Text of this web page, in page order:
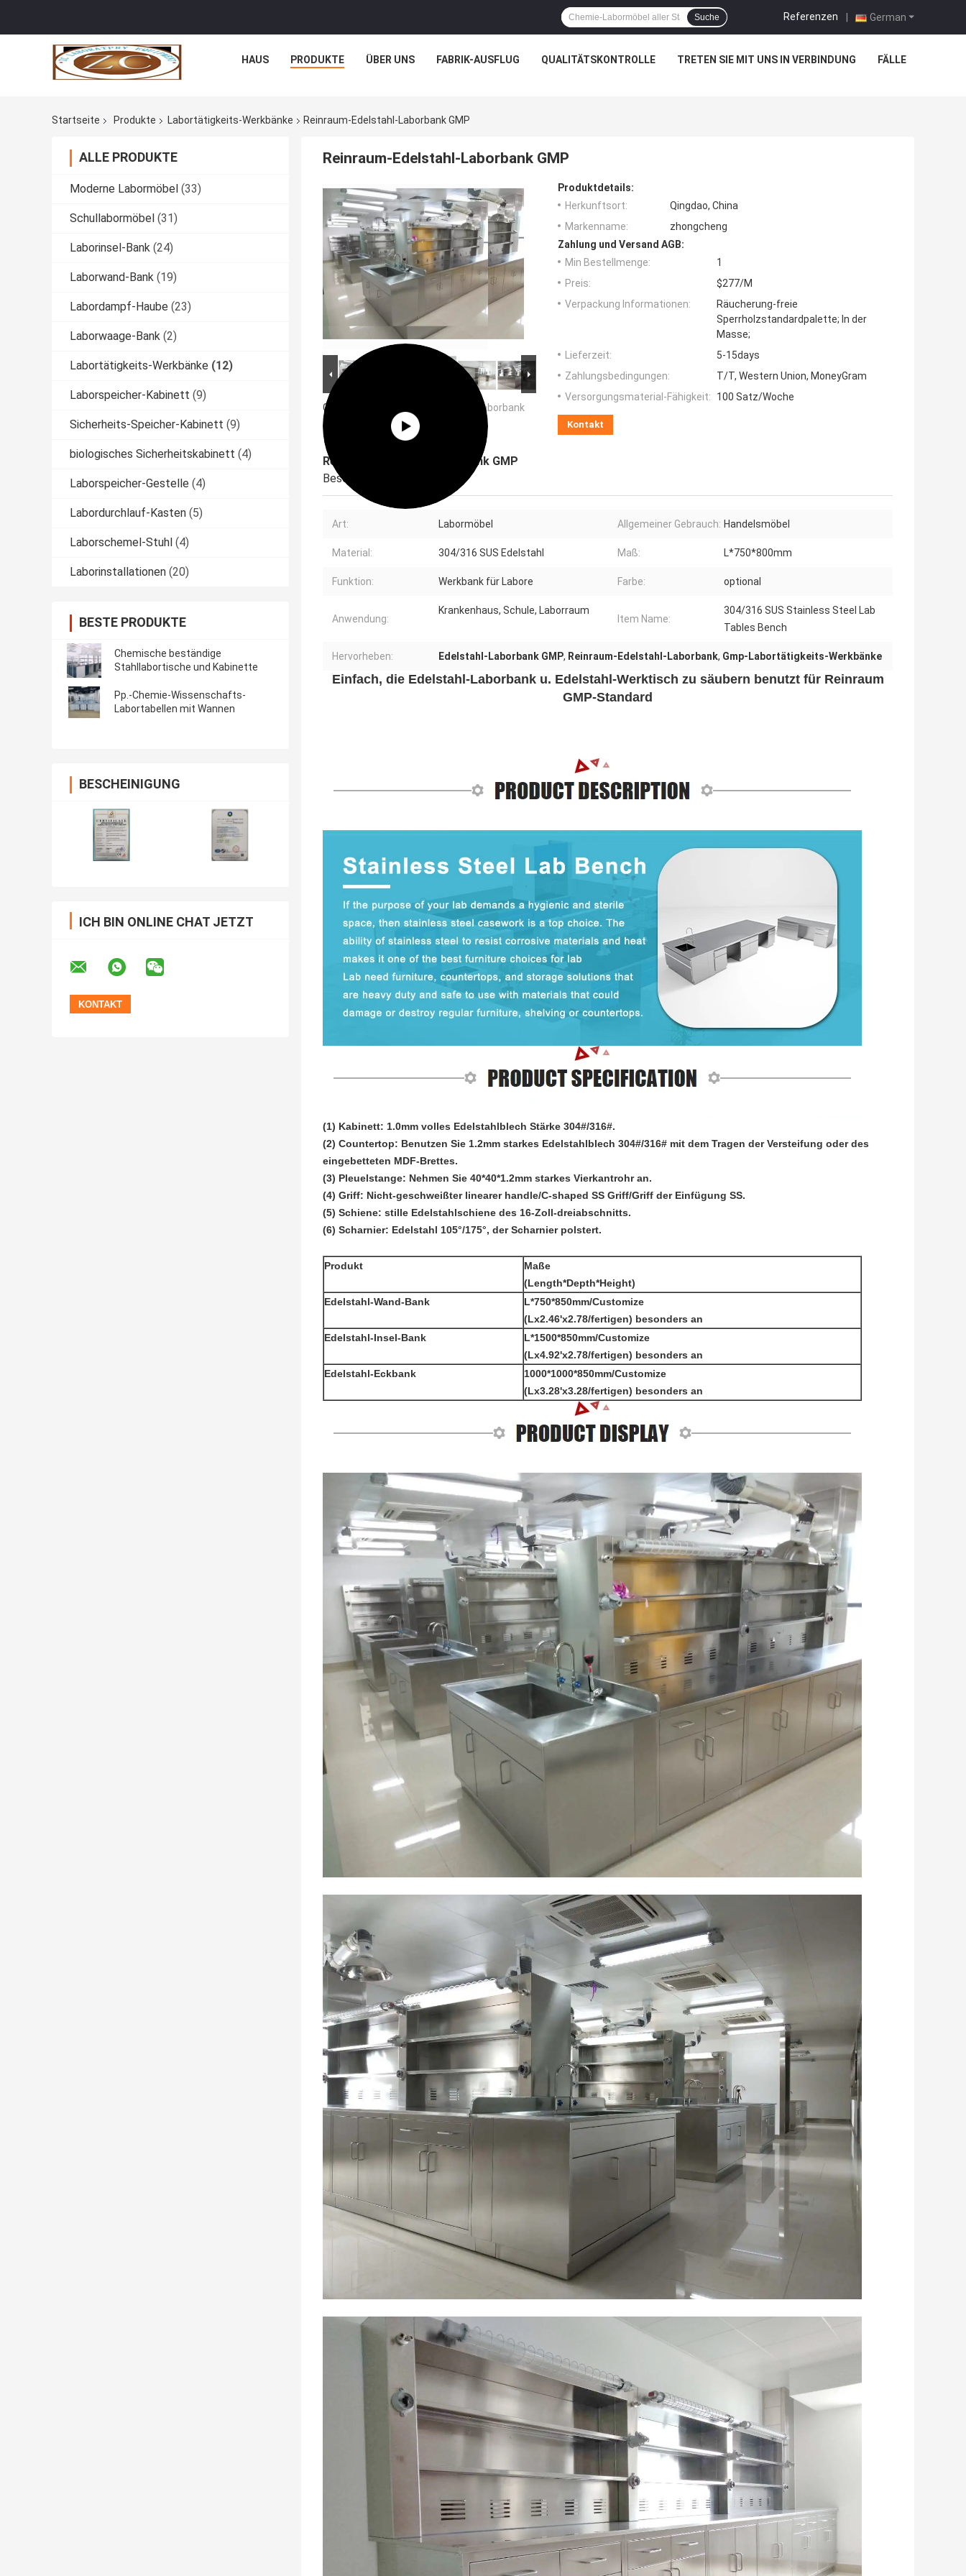
German
Referenzen |
Suche
HAUS PRODUKTE ÜBER UNS FABRIK-AUSFLUG QUALITÄTSKONTROLLE TRETEN SIE MIT UNS IN VERBINDUNG FÄLLE
Startseite Produkte Labortätigkeits-Werkbänke Reinraum-Edelstahl-Laborbank GMP
ALLE PRODUKTE
Moderne Labormöbel (33)
Schullabormöbel (31)
Laborinsel-Bank (24)
Laborwand-Bank (19)
Labordampf-Haube (23)
Laborwaage-Bank (2)
Labortätigkeits-Werkbänke (12)
Laborspeicher-Kabinett (9)
Sicherheits-Speicher-Kabinett (9)
biologisches Sicherheitskabinett (4)
Laborspeicher-Gestelle (4)
Labordurchlauf-Kasten (5)
Laborschemel-Stuhl (4)
Laborinstallationen (20)
BESTE PRODUKTE
Chemische beständige
Stahllabortische und Kabinette
Pp.-Chemie-Wissenschafts-
Labortabellen mit Wannen
BESCHEINIGUNG
ICH BIN ONLINE CHAT JETZT
Reinraum-Edelstahl-Laborbank GMP
Großes Bild :
Reinraum-Edelstahl-Laborbank
GMP
Produktdetails:
Herkunftsort:
Qingdao, China
Markenname:
zhongcheng
Zahlung und Versand AGB:
Min Bestellmenge:
1
Preis:
$277/M
Verpackung Informationen:
Räucherung-freie
Sperrholzstandardpalette; In der
Masse;
Lieferzeit:
5-15days
Zahlungsbedingungen:
T/T, Western Union, MoneyGram
Versorgungsmaterial-Fähigkeit:
100 Satz/Woche
Kontakt
Reinraum-Edelstahl-Laborbank GMP
Beschreibung
Art: Labormöbel Allgemeiner Gebrauch: Handelsmöbel
Material: 304/316 SUS Edelstahl Maß: L*750*800mm
Funktion: Werkbank für Labore Farbe: optional
Anwendung:
Krankenhaus, Schule, Laborraum
Item Name:
304/316 SUS Stainless Steel Lab
Tables Bench
Hervorheben: Edelstahl-Laborbank GMP, Reinraum-Edelstahl-Laborbank, Gmp-Labortätigkeits-Werkbänke
Einfach, die Edelstahl-Laborbank u. Edelstahl-Werktisch zu säubern benutzt für Reinraum
GMP-Standard
(1) Kabinett: 1.0mm volles Edelstahlblech Stärke 304#/316#.
(2) Countertop: Benutzen Sie 1.2mm starkes Edelstahlblech 304#/316# mit dem Tragen der Versteifung oder des
eingebetteten MDF-Brettes.
(3) Pleuelstange: Nehmen Sie 40*40*1.2mm starkes Vierkantrohr an.
(4) Griff: Nicht-geschweißter linearer handle/C-shaped SS Griff/Griff der Einfügung SS.
(5) Schiene: stille Edelstahlschiene des 16-Zoll-dreiabschnitts.
(6) Scharnier: Edelstahl 105°/175°, der Scharnier polstert.
Produkt
Maße
(Length*Depth*Height)
Edelstahl-Wand-Bank
L*750*850mm/Customize
(Lx2.46'x2.78/fertigen) besonders an
Edelstahl-Insel-Bank
L*1500*850mm/Customize
(Lx4.92'x2.78/fertigen) besonders an
Edelstahl-Eckbank
1000*1000*850mm/Customize
(Lx3.28'x3.28/fertigen) besonders an